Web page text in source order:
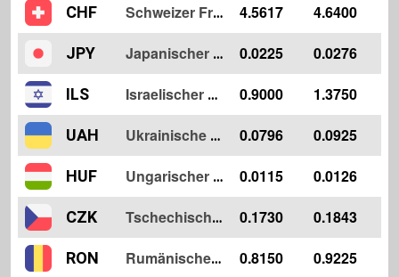
CHF Schweizer Franken 4.5617 4.6400
JPY Japanischer Yen 0.0225 0.0276
ILS Israelischer Schekel 0.9000 1.3750
UAH Ukrainische Griwna 0.0796 0.0925
HUF Ungarischer Forint 0.0115 0.0126
CZK Tschechische Krone 0.1730 0.1843
RON Rumänischer Leu 0.8150 0.9225